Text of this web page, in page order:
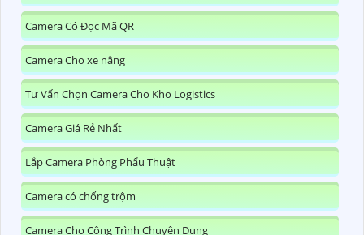
Camera Có Đọc Mã QR
Camera Cho xe nâng
Tư Vấn Chọn Camera Cho Kho Logistics
Camera Giá Rẻ Nhất
Lắp Camera Phòng Phẩu Thuật
Camera có chống trộm
Camera Cho Công Trình Chuyên Dụng